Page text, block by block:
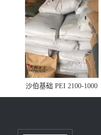
沙伯基础 PEI 2100-1000